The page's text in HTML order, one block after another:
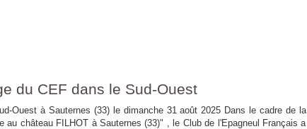
du CEF dans le Sud-Ouest
Ouest à Sauternes (33) le dimanche 31 août 2025 Dans le cadre de la
au château FILHOT à Sauternes (33)" , le Club de l'Epagneul Français a